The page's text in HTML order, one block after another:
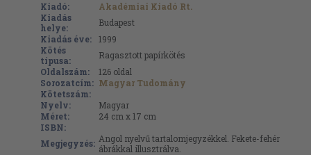
Kiadó:
Akadémiai Kiadó Rt.
Kiadás
helye:
Budapest
Kiadás éve:
1999
Kötés
típusa:
Ragasztott papírkötés
Oldalszám:
126 oldal
Sorozatcím: Magyar Tudomány
Kötetszám:
Nyelv:
Magyar
Méret:
24 cm x 17 cm
ISBN:
Megjegyzés: Angol nyelvű tartalomjegyzékkel. Fekete-fehér
ábrákkal illusztrálva.